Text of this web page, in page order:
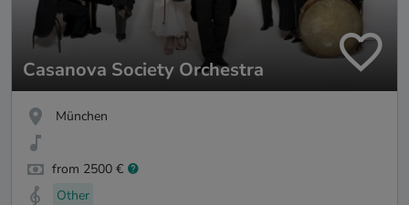
Casanova Society Orchestra
München
from 2500 €
Other